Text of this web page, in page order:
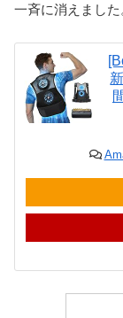
一斉に消えました